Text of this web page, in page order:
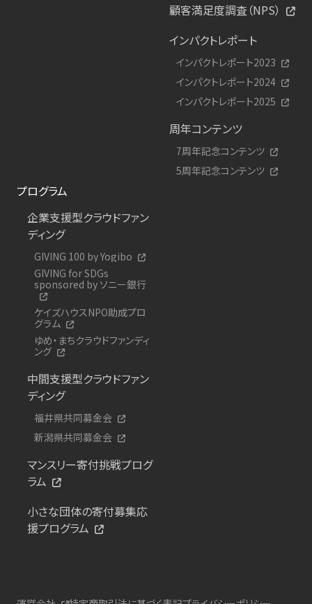
顧客満足度調査（NPS）
インパクトレポート
インパクトレポート2023
インパクトレポート2024
インパクトレポート2025
周年コンテンツ
7周年記念コンテンツ
5周年記念コンテンツ
プログラム
企業支援型クラウドファン
ディング
GIVING 100 by Yogibo
GIVING for SDGs
sponsored by ソニー銀行
ケイズハウスNPO助成プロ
グラム
ゆめ・まちクラウドファンディ
ング
中間支援型クラウドファン
ディング
福井県共同募金会
新潟県共同募金会
マンスリー寄付挑戦プログ
ラム
小さな団体の寄付募集応
援プログラム